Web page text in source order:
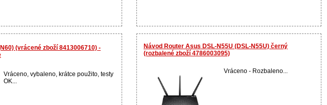
(vrácené zboží 8413006710) -
Vráceno, vybaleno, krátce použito, testy
OK...
Návod Router Asus DSL-N55U (DSL-N55U) černý
(rozbalené zboží 4786003095)
Vráceno - Rozbaleno...